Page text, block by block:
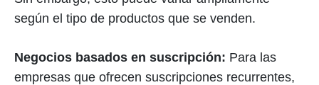
según el tipo de productos que se venden.
Negocios basados en suscripción: Para las
empresas que ofrecen suscripciones recurrentes,